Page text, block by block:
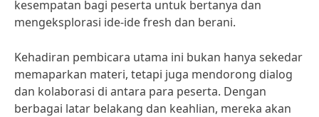
kesempatan bagi peserta untuk bertanya dan
mengeksplorasi ide-ide fresh dan berani.
Kehadiran pembicara utama ini bukan hanya sekedar
memaparkan materi, tetapi juga mendorong dialog
dan kolaborasi di antara para peserta. Dengan
berbagai latar belakang dan keahlian, mereka akan